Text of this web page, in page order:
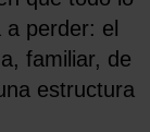
perder: el
familiar, de
estructura